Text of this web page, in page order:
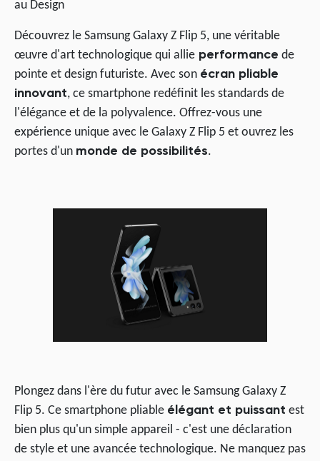
au Design
Découvrez le Samsung Galaxy Z Flip 5, une véritable
œuvre d'art technologique qui allie performance de
pointe et design futuriste. Avec son écran pliable
innovant, ce smartphone redéfinit les standards de
l'élégance et de la polyvalence. Offrez-vous une
expérience unique avec le Galaxy Z Flip 5 et ouvrez les
portes d'un monde de possibilités.
Plongez dans l'ère du futur avec le Samsung Galaxy Z
Flip 5. Ce smartphone pliable élégant et puissant est
bien plus qu'un simple appareil - c'est une déclaration
de style et une avancée technologique. Ne manquez pas